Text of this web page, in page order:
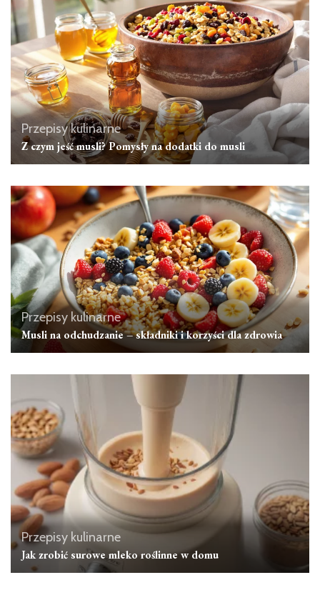
Przepisy kulinarne
Z czym jeść musli? Pomysły na dodatki do musli
Przepisy kulinarne
Musli na odchudzanie – składniki i korzyści dla zdrowia
Przepisy kulinarne
Jak zrobić surowe mleko roślinne w domu